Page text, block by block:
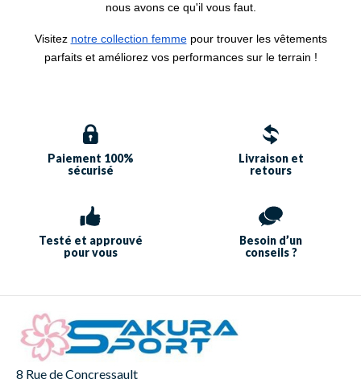
nous avons ce qu'il vous faut.
Visitez notre collection femmepour trouver les vêtements
parfaits et améliorez vos performances sur le terrain !
Paiement 100%
sécurisé
Livraison et
retours
Testé et approuvé
pour vous
Besoin d’un
conseils ?
8 Rue de Concressault